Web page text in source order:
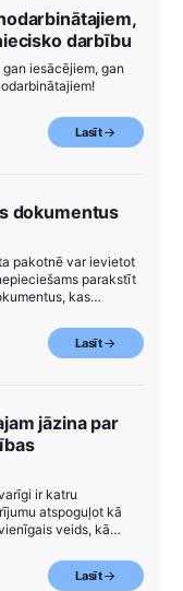
darbību
iesācējiem, gan
Lasīt
dokumentus
pakotnē var ievietot
parakstīt
kas
Lasīt
jāzina par
ir katru
atspoguļot kā
veids, kā
darbību. Iegaumē!
nezustu tajā ietvertā
Lasīt